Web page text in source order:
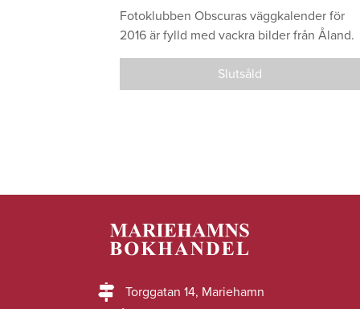
Fotoklubben Obscuras väggkalender för
2016 är fylld med vackra bilder från Åland.
Slutsåld
Torggatan 14, Mariehamn